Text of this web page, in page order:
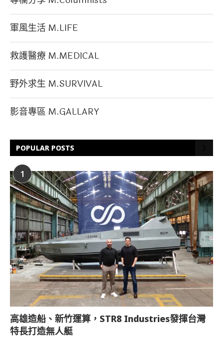
軍風生活 M.LIFE
救護醫療 M.MEDICAL
野外求生 M.SURVIVAL
影音專區 M.GALLARY
POPULAR POSTS
1
高雄造船、新竹運算，STR8 Industries發揮台灣
特長打造無人艇